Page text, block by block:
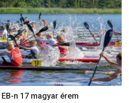
n 17 magyar érem